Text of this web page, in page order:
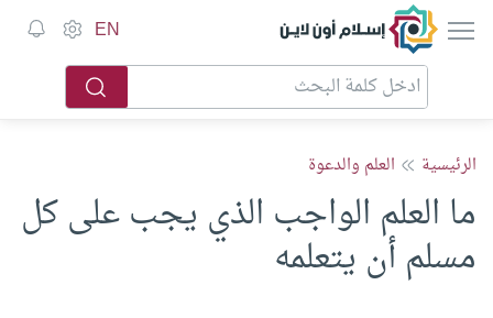
إسلام أون لاين EN
الرئيسية العلم والدعوة
ما العلم الواجب الذي يجب على كل
مسلم أن يتعلمه